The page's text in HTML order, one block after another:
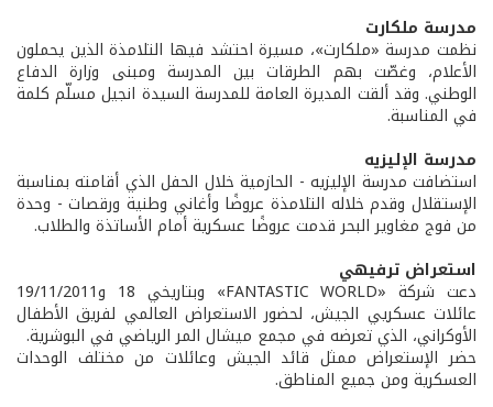
مدرسة ملكارت
نظمت مدرسة «ملكارت»، مسيرة احتشد فيها التلامذة الذين يحملون
الأعلام، وغصّت بهم الطرقات بين المدرسة ومبنى وزارة الدفاع
الوطني. وقد ألقت المديرة العامة للمدرسة السيدة انجيل مسلّم كلمة
في المناسبة.
مدرسة الإليزيه
استضافت مدرسة الإليزيه - الحازمية خلال الحفل الذي أقامته بمناسبة
الإستقلال وقدم خلاله التلامذة عروضًا وأغاني وطنية ورقصات - وحدة
من فوج مغاوير البحر قدمت عروضًا عسكرية أمام الأساتذة والطلاب.
استعراض ترفيهي
دعت شركة «FANTASTIC WORLD» وبتاريخي 18 و19/11/2011
عائلات عسكريي الجيش، لحضور الاستعراض العالمي لفريق الأطفال
الأوكراني، الذي تعرضه في مجمع ميشال المر الرياضي في البوشرية.
حضر الإستعراض ممثل قائد الجيش وعائلات من مختلف الوحدات
العسكرية ومن جميع المناطق.